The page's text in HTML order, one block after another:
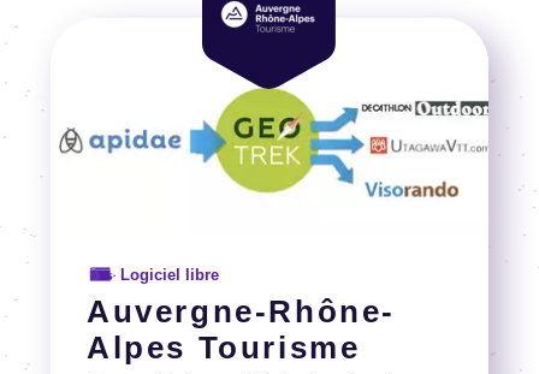
Auvergne-Rhône-
Alpes Tourisme
Logiciel libre